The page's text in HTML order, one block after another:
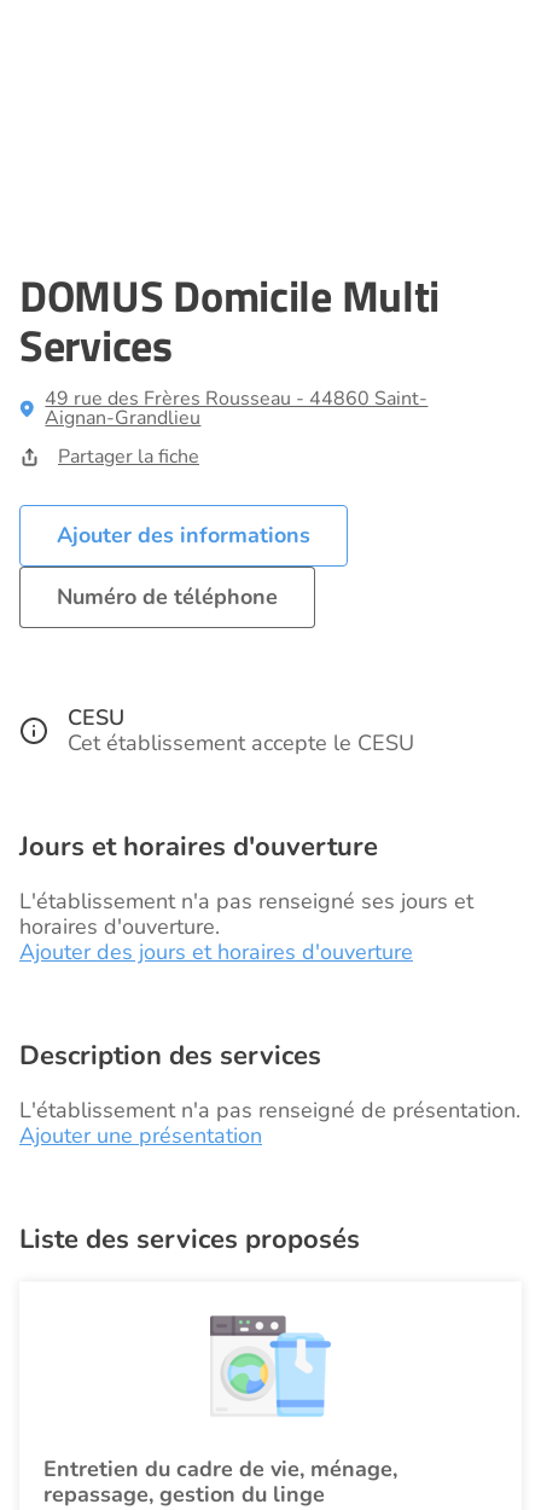
DOMUS Domicile Multi
Services
49 rue des Frères Rousseau - 44860 Saint-
Aignan-Grandlieu
Partager la fiche
Ajouter des informations
Numéro de téléphone
CESU
Cet établissement accepte le CESU
Jours et horaires d'ouverture
L'établissement n'a pas renseigné ses jours et
horaires d'ouverture.
Ajouter des jours et horaires d'ouverture
Description des services
L'établissement n'a pas renseigné de présentation.
Ajouter une présentation
Liste des services proposés
Entretien du cadre de vie, ménage,
repassage, gestion du linge